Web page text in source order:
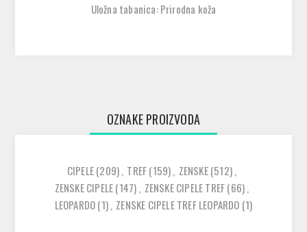
Uložna tabanica: Prirodna koža
OZNAKE PROIZVODA
CIPELE(209), TREF(159), ZENSKE(512),
ZENSKE CIPELE(147), ZENSKE CIPELE TREF(66),
LEOPARDO(1), ZENSKE CIPELE TREF LEOPARDO (1)